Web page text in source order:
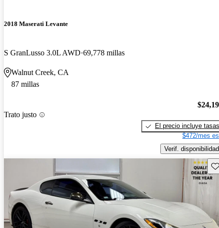
2018 Maserati Levante
S GranLusso 3.0L AWD 69,778 millas
Walnut Creek, CA
87 millas
Trato justo
El precio incluye tasas
$472/mes
Verif. disponibilidad